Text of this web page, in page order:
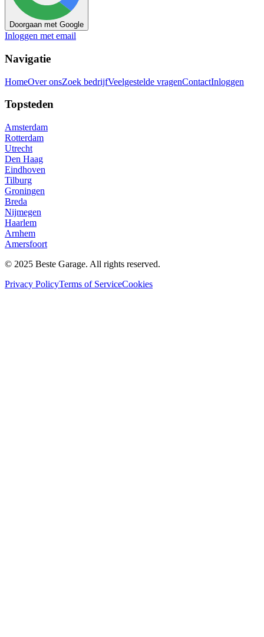
Doorgaan met Google
Inloggen met email
Navigatie
HomeOver onsZoek bedrijfVeelgestelde vragenContactInloggen
Topsteden
Amsterdam
Rotterdam
Utrecht
Den Haag
Eindhoven
Tilburg
Groningen
Breda
Nijmegen
Haarlem
Arnhem
Amersfoort
© 2025 Beste Garage. All rights reserved.
Privacy PolicyTerms of ServiceCookies